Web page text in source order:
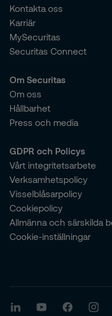
Kontakta oss
Karriär
MySecuritas
Securitas Connect
Om Securitas
Om oss
Hållbarhet
Press och media
GDPR och Policys
Vårt integritetsarbete
Verksamhetspolicy
Visselblåsarpolicy
Cookiepolicy
Allmänna och särskilda
Cookie-inställningar